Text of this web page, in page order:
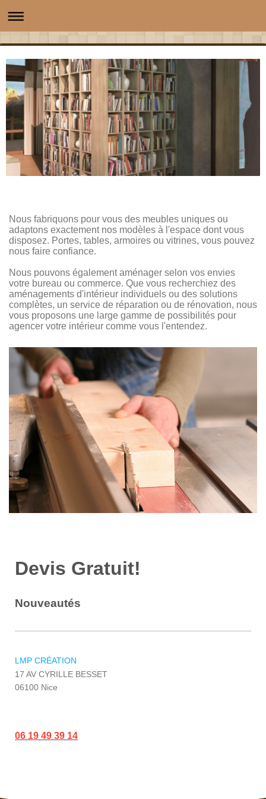
Nous fabriquons pour vous des meubles uniques ou
adaptons exactement nos modèles à l'espace dont vous
disposez. Portes, tables, armoires ou vitrines, vous pouvez
nous faire confiance.
Nous pouvons également aménager selon vos envies
votre bureau ou commerce. Que vous recherchiez des
aménagements d'intérieur individuels ou des solutions
complètes, un service de réparation ou de rénovation, nous
vous proposons une large gamme de possibilités pour
agencer votre intérieur comme vous l'entendez.
Devis Gratuit!
Nouveautés
LMP CRÉATION
17 AV CYRILLE BESSET
06100 Nice
06 19 49 39 14